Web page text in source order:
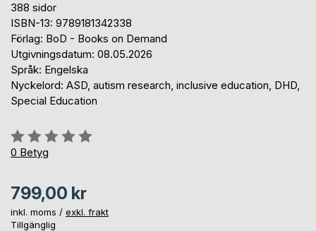
388 sidor
ISBN-13: 9789181342338
Förlag: BoD - Books on Demand
Utgivningsdatum: 08.05.2026
Språk: Engelska
Nyckelord: ASD, autism research, inclusive education, DHD,
Special Education
Betyg::
0%
0 Betyg
799,00 kr
inkl. moms / exkl. frakt
Tillgänglig